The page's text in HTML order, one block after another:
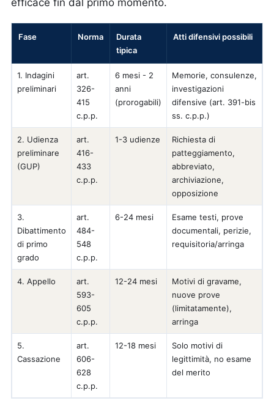
efficace fin dal primo momento.
Fase Norma
Durata
tipica
Atti difensivi possibili
1. Indagini
preliminari
art.
326-
415
c.p.p.
6 mesi - 2
anni
(prorogabili)
Memorie, consulenze,
investigazioni
difensive (art. 391-bis
ss. c.p.p.)
2. Udienza
preliminare
(GUP)
art.
416-
433
c.p.p.
1-3 udienze
Richiesta di
patteggiamento,
abbreviato,
archiviazione,
opposizione
3.
Dibattimento
di primo
grado
art.
484-
548
c.p.p.
6-24 mesi
Esame testi, prove
documentali, perizie,
requisitoria/arringa
4. Appello
art.
593-
605
c.p.p.
12-24 mesi
Motivi di gravame,
nuove prove
(limitatamente),
arringa
5.
Cassazione
art.
606-
628
c.p.p.
12-18 mesi
Solo motivi di
legittimità, no esame
del merito